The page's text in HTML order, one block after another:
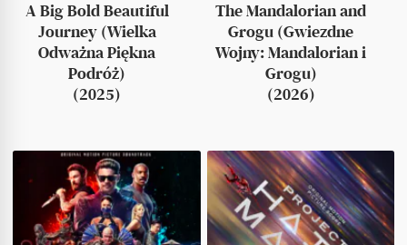
A Big Bold Beautiful
Journey (Wielka
Odważna Piękna
Podróż)
(2025)
The Mandalorian and
Grogu (Gwiezdne
Wojny: Mandalorian i
Grogu)
(2026)